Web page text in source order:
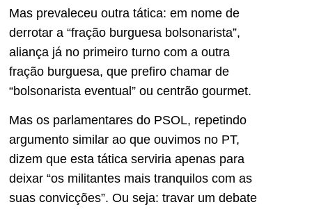
Mas prevaleceu outra tática: em nome de
derrotar a “fração burguesa bolsonarista”,
aliança já no primeiro turno com a outra
fração burguesa, que prefiro chamar de
“bolsonarista eventual” ou centrão gourmet.
Mas os parlamentares do PSOL, repetindo
argumento similar ao que ouvimos no PT,
dizem que esta tática serviria apenas para
deixar “os militantes mais tranquilos com as
suas convicções”. Ou seja: travar um debate